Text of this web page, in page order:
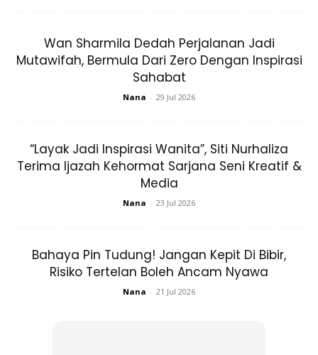
kolesterol susah kawal dietlah macam mana pun…
Akhirnya bonda ada fatty liver. Saya pernah jalan
Wan Sharmila Dedah Perjalanan Jadi
Mutawifah, Bermula Dari Zero Dengan Inspirasi
Sahabat
Nana - 29 Jul 2026
“Layak Jadi Inspirasi Wanita”, Siti Nurhaliza
Terima Ijazah Kehormat Sarjana Seni Kreatif &
Media
Nana - 23 Jul 2026
Bahaya Pin Tudung! Jangan Kepit Di Bibir,
Risiko Tertelan Boleh Ancam Nyawa
Nana - 21 Jul 2026